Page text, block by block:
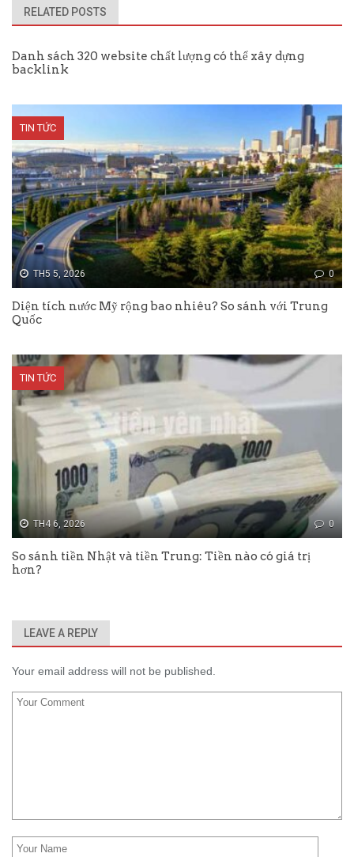
RELATED POSTS
Danh sách 320 website chất lượng có thể xây dựng
backlink
TIN TỨC
TH5 5, 2026 0
Diện tích nước Mỹ rộng bao nhiêu? So sánh với Trung
Quốc
TIN TỨC
TH4 6, 2026 0
So sánh tiền Nhật và tiền Trung: Tiền nào có giá trị
hơn?
LEAVE A REPLY
Your email address will not be published.